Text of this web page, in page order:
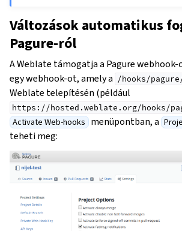
Változások automatikus
Pagure-ról
A Weblate támogatja a Pagure
egy webhook-ot, amely a /hooks/
Weblate telepítésén (például
https://hosted.weblate.org/hooks/
Activate Web-hooks menüpontban, a
teheti meg: